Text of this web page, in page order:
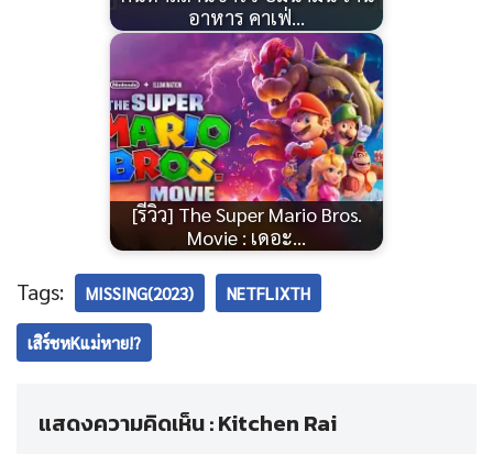
อาหาร คาเฟ่…
[รีวิว] The Super Mario Bros.
Movie : เดอะ…
Tags: MISSING(2023) NETFLIXTH
เสิร์ชหKแม่หาย!?
แสดงความคิดเห็น : Kitchen Rai